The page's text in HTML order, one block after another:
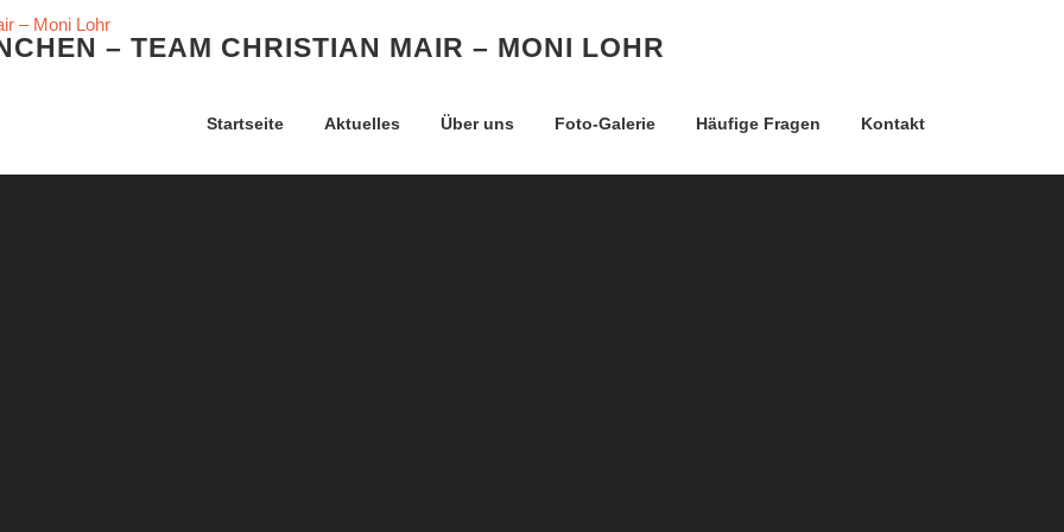
– TEAM CHRISTIAN MAIR – MONI LOHR
Startseite Aktuelles Über uns Foto-Galerie Häufige Fragen Kontakt